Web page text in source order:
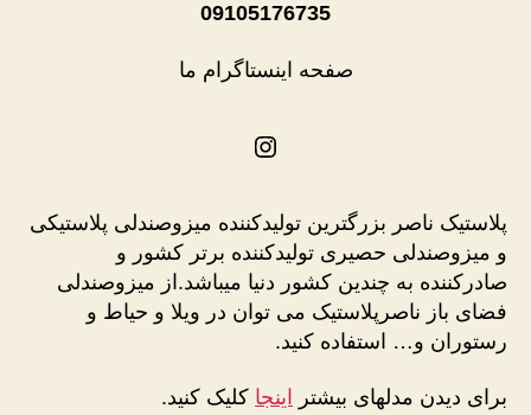
09105176735
صفحه اینستاگرام ما
اینستاگرم
پلاستیک ناصر بزرگترین تولیدکننده میزوصندلی پلاستیکی
و میزوصندلی حصیری تولیدکننده برتر کشور و
صادرکننده به چندین کشور دنیا میباشد.از میزوصندلی
فضای باز ناصرپلاستیک می توان در ویلا و حیاط و
رستوران و… استفاده کنید.
برای دیدن مدلهای بیشتر اینجا کلیک کنید.